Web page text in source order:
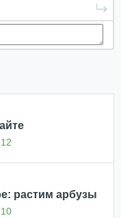
12
растим арбузы
10